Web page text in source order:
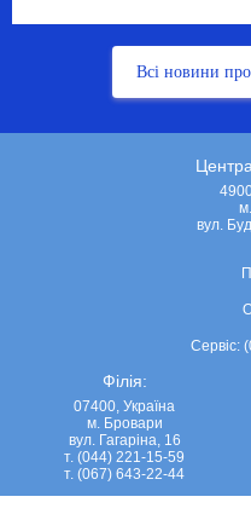
Всі новини про
вул.
Сервіс:
Філія:
07400, Україна
м. Бровари
вул. Гагаріна, 16
т. (044) 221-15-59
т. (067) 643-22-44